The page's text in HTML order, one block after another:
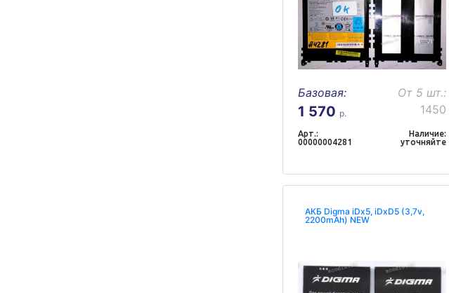
Базовая:
1 570 р.
От 5 шт.:
1450
Арт.:
00000004281
Наличие:
уточняйте
АКБ Digma iDx5, iDxD5 (3,7v,
2200mAh) NEW